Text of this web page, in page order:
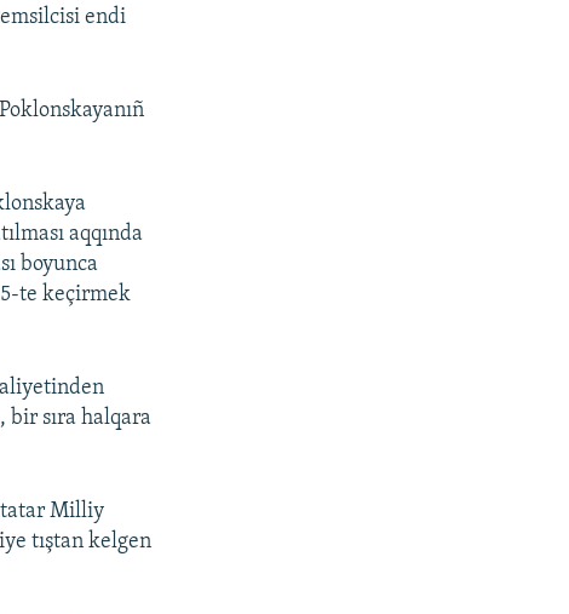
endi
aqqında
boyunca
te keçirmek
sıra halqara
Milliy
tıştan kelgen